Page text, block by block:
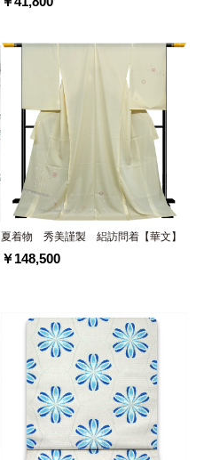
夏着物 秀美謹製 絽訪問着【華文】
￥148,500